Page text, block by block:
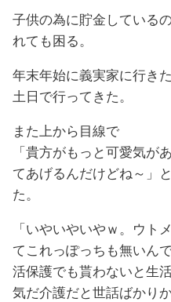
子供の為に貯金している
れても困る。
年末年始に義実家に行き
土日で行ってきた。
また上から目線で
「貴方がもっと可愛気が
てあげるんだけどね～」
た。
「いやいやいやｗ。ウト
てこれっぽっちも無いん
活保護でも貰わないと生
気だ介護だと世話ばかり